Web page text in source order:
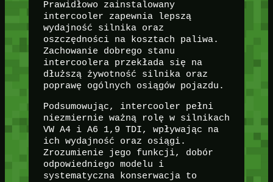
Prawidłowo zainstalowany
intercooler zapewnia lepszą
wydajność silnika oraz
oszczędności na kosztach paliwa.
Zachowanie dobrego stanu
intercoolera przekłada się na
dłuższą żywotność silnika oraz
poprawę ogólnych osiągów pojazdu.
Podsumowując, intercooler pełni
niezmiernie ważną rolę w silnikach
VW A4 i A6 1,9 TDI, wpływając na
ich wydajność oraz osiągi.
Zrozumienie jego funkcji, dobór
odpowiedniego modelu i
systematyczna konserwacja to